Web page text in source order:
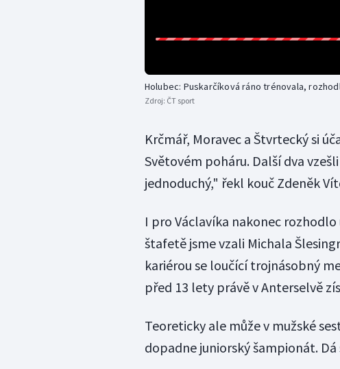
Holubec: Puskarčíková ráno trénovala,
Zdroj: ČT sport
Krčmář, Moravec a Štvrtecký si
Světovém poháru. Další dva
jednoduchý," řekl kouč Zdeněk
I pro Václavíka nakonec
štafetě jsme vzali Michala
kariérou se loučící trojnásobný
před 13 lety právě v Anterselvě
Teoreticky ale může v mužské
dopadne juniorský šampionát.